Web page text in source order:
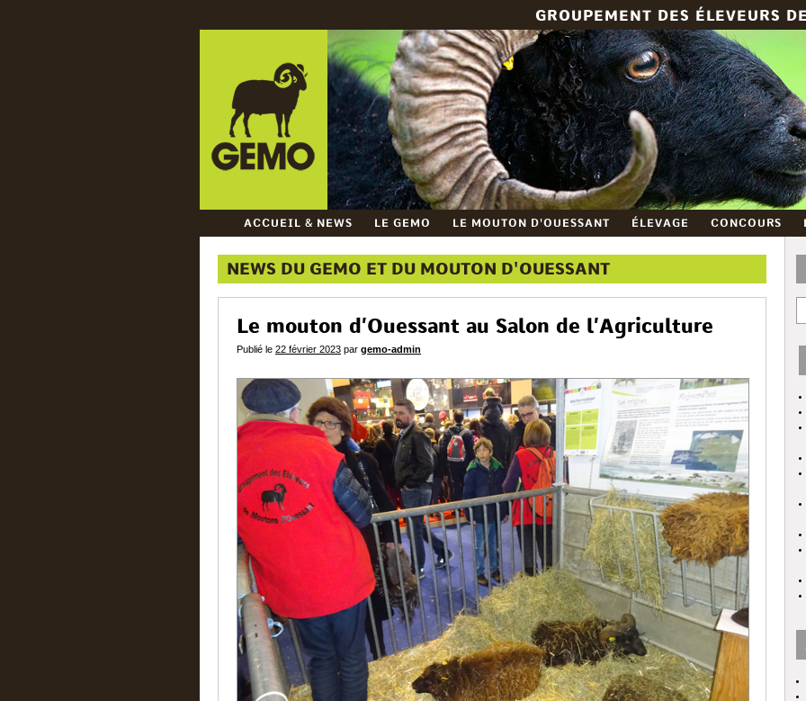
GROUPEMENT DES ÉLEVEURS
ACCUEIL & NEWS LE GEMO LE MOUTON D'OUESSANT ÉLEVAGE CONCOURS
NEWS DU GEMO ET DU MOUTON D'OUESSANT
Le mouton d’Ouessant au Salon de l’Agriculture
Publié le 22 février 2023 par gemo-admin